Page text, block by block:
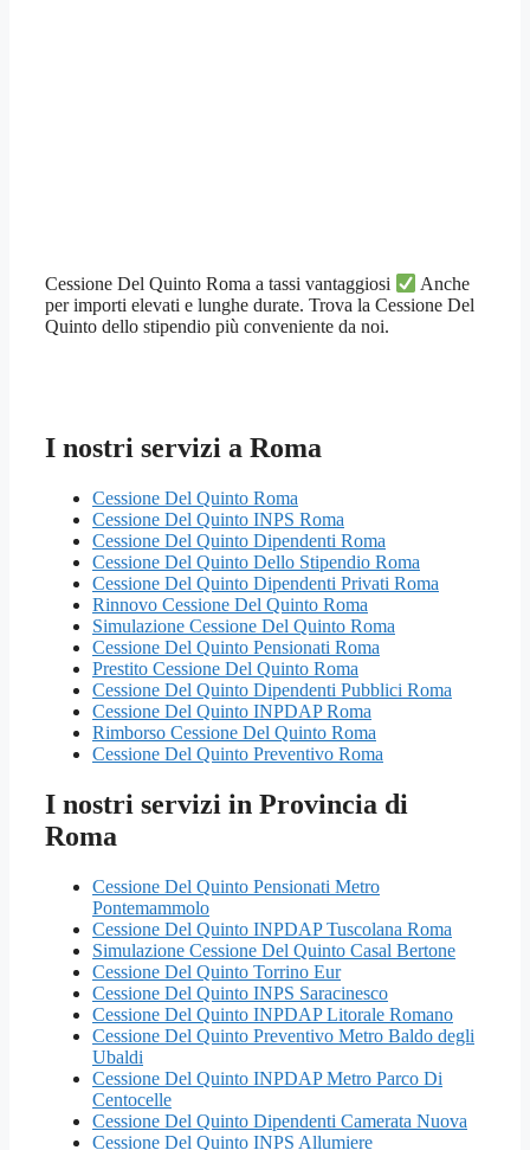
Cessione Del Quinto Roma a tassi vantaggiosi
Anche
per importi elevati e lunghe durate. Trova la Cessione Del
Quinto dello stipendio più conveniente da noi.
I nostri servizi a Roma
Cessione Del Quinto Roma
Cessione Del Quinto INPS Roma
Cessione Del Quinto Dipendenti Roma
Cessione Del Quinto Dello Stipendio Roma
Cessione Del Quinto Dipendenti Privati Roma
Rinnovo Cessione Del Quinto Roma
Simulazione Cessione Del Quinto Roma
Cessione Del Quinto Pensionati Roma
Prestito Cessione Del Quinto Roma
Cessione Del Quinto Dipendenti Pubblici Roma
Cessione Del Quinto INPDAP Roma
Rimborso Cessione Del Quinto Roma
Cessione Del Quinto Preventivo Roma
I nostri servizi in Provincia di
Roma
Cessione Del Quinto Pensionati Metro
Pontemammolo
Cessione Del Quinto INPDAP Tuscolana Roma
Simulazione Cessione Del Quinto Casal Bertone
Cessione Del Quinto Torrino Eur
Cessione Del Quinto INPS Saracinesco
Cessione Del Quinto INPDAP Litorale Romano
Cessione Del Quinto Preventivo Metro Baldo degli
Ubaldi
Cessione Del Quinto INPDAP Metro Parco Di
Centocelle
Cessione Del Quinto Dipendenti Camerata Nuova
Cessione Del Quinto INPS Allumiere